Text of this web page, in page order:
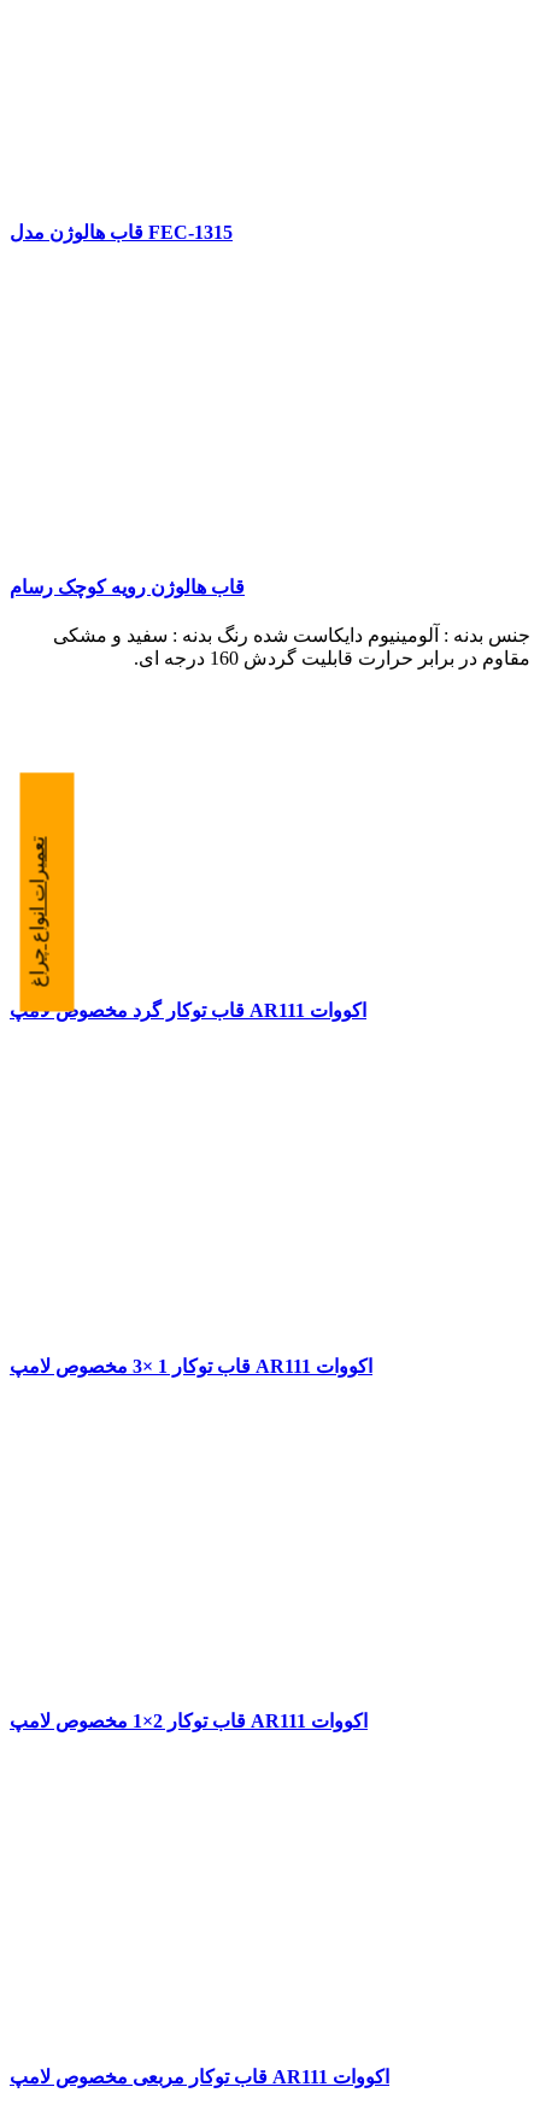
قاب هالوژن مدل FEC-1315
قاب هالوژن رویه کوچک رسام
جنس بدنه : آلومینیوم دایکاست شده رنگ بدنه : سفید و مشکی
مقاوم در برابر حرارت قابلیت گردش 160 درجه ای.
قاب توکار گرد مخصوص لامپ AR111 اکووات
قاب توکار 1 ×3 مخصوص لامپ AR111 اکووات
قاب توکار 2×1 مخصوص لامپ AR111 اکووات
قاب توکار مربعی مخصوص لامپ AR111 اکووات
تعمیرات انواع چراغ